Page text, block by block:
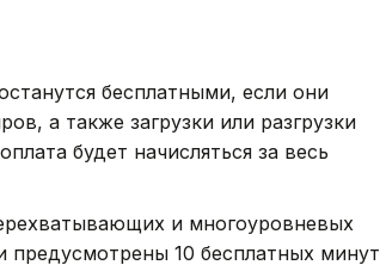
бесплатными, если они
а также загрузки или разгрузки
будет начисляться за весь
и многоуровневых
предусмотрены 10 бесплатных минут